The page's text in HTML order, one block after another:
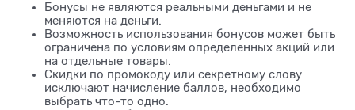
Бонусы не являются реальными деньгами и не
меняются на деньги.
Возможность использования бонусов может быть
ограничена по условиям определенных акций или
на отдельные товары.
Скидки по промокоду или секретному слову
исключают начисление баллов, необходимо
выбрать что-то одно.